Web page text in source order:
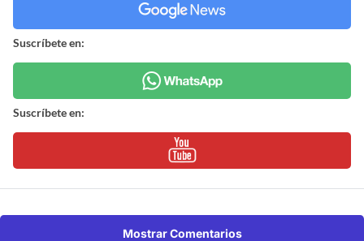
Suscríbete en:
Suscríbete en:
Mostrar Comentarios